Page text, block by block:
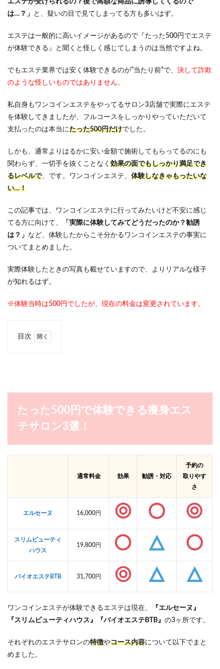
エステが受けられるの？後で高額な商品に誘導してくるので
は…？」
と、疑いの目で見てしまってる方も多いはず。
エステは一般的に高いイメージがあるので『たった500円でエステ
が体験できる』と聞くと怪しく感じてしまうのは当然ですよね。
でもエステ業界では安く体験できるのが”当たり前”で、 決して詐欺
のような怪しいものではありません。
私自身もワンコインエステをやってるサロン3店舗で実際にエステ
を体験してきましたが、フルコースをしっかりやっていただいて
支払ったのは本当にたった500円だけでした。
しかも、通常よりはるかに安い金額で施術してもらってるのにも
関わらず、一切手を抜くことなく 効果の面でもしっかり満足でき
るレベルで、です。ワンコインエステ、 体験しなきゃもったいな
い…！
この記事では、ワンコインエステに行ってみたいけど不安に感じ
てる方に向けて、
「実際に体験してみてどうだったのか？勧誘
は？」 など、体験したからこそ分かるワンコインエステの事実に
ついてまとめました。
実際体験したときの写真も載せていますので、よりリアルな様子
が知れるはず。
※体験当時は500円でしたが、現在の料金は変更されています。
目次
体験
る痩
身エ
ステ
選！
り】
効果
る
実際
てみ
500
ステ
たった500円で体験できる痩身エス
テサロン3選！
通常料金 効果 勧誘・対応
予約の
取りやす
さ
エルセーヌ 16,000円
スリムビューティ
ハウス
19,800円
バイオエステBTB 31,700円
ワンコインエステが体験できるエステは現在、
『エルセーヌ』
『スリムビューティハウス』『バイオエステBTB』 の3ヶ所です。
それぞれのエステサロンの特徴やコース内容について以下でまと
めました。